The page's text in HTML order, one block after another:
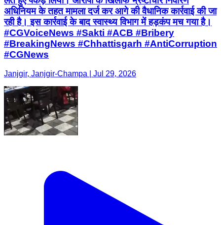
अधिनियम के तहत मामला दर्ज कर आगे की वैधानिक कार्रवाई की जा
रही है। इस कार्रवाई के बाद स्वास्थ्य विभाग में हड़कंप मच गया है।
#CGVoiceNews #Sakti #ACB #Bribery
#BreakingNews #Chhattisgarh #AntiCorruption
#CGNews
Janjgir, Janjgir-Champa | Jul 29, 2026